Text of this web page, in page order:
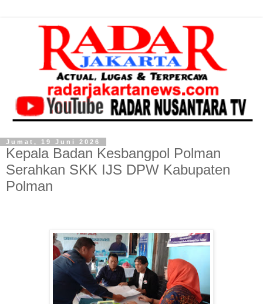
Jumat, 19 Juni 2026
Kepala Badan Kesbangpol Polman
Serahkan SKK IJS DPW Kabupaten
Polman